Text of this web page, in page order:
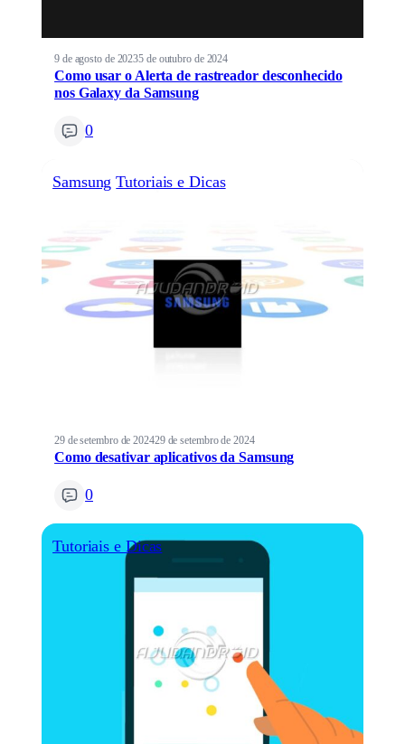
9 de agosto de 20235 de outubro de 2024
Como usar o Alerta de rastreador desconhecido
nos Galaxy da Samsung
0
Samsung Tutoriais e Dicas
29 de setembro de 202429 de setembro de 2024
Como desativar aplicativos da Samsung
0
Tutoriais e Dicas